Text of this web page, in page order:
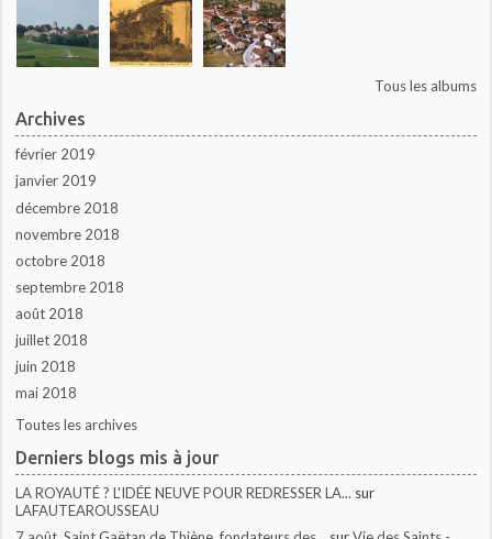
Tous les albums
Archives
février 2019
janvier 2019
décembre 2018
novembre 2018
octobre 2018
septembre 2018
août 2018
juillet 2018
juin 2018
mai 2018
Toutes les archives
Derniers blogs mis à jour
LA ROYAUTÉ ? L'IDÉE NEUVE POUR REDRESSER LA... sur
LAFAUTEAROUSSEAU